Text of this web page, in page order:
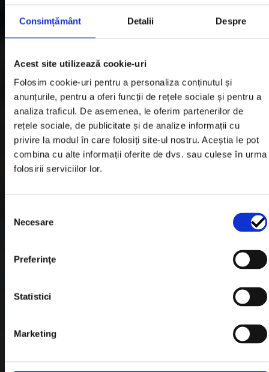
Consimțământ Detalii Despre
Acest site utilizează cookie-uri
Folosim cookie-uri pentru a personaliza conținutul și
anunțurile, pentru a oferi funcții de rețele sociale și pentru a
analiza traficul. De asemenea, le oferim partenerilor de
rețele sociale, de publicitate și de analize informații cu
privire la modul în care folosiți site-ul nostru. Aceștia le pot
combina cu alte informații oferite de dvs. sau culese în urma
folosirii serviciilor lor.
consimțământului
Necesare
Preferinţe
Statistici
Marketing
DIFERENȚIALE BLOCABILE
DISTANTIERE
Jante Oțel
Informatii utile
Informatii Livrare
Garantie si Retur
Politica de Cookies